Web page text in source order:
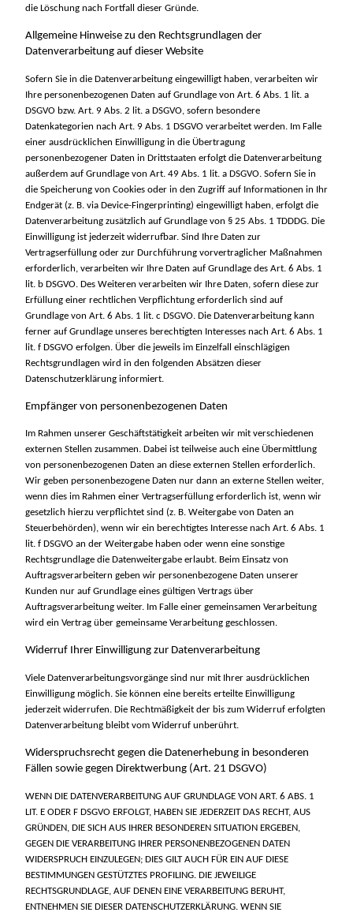
die Löschung nach Fortfall dieser Gründe.
Allgemeine Hinweise zu den Rechtsgrundlagen der
Datenverarbeitung auf dieser Website
Sofern Sie in die Datenverarbeitung eingewilligt haben, verarbeiten wir
Ihre personenbezogenen Daten auf Grundlage von Art. 6 Abs. 1 lit. a
DSGVO bzw. Art. 9 Abs. 2 lit. a DSGVO, sofern besondere
Datenkategorien nach Art. 9 Abs. 1 DSGVO verarbeitet werden. Im Falle
einer ausdrücklichen Einwilligung in die Übertragung
personenbezogener Daten in Drittstaaten erfolgt die Datenverarbeitung
außerdem auf Grundlage von Art. 49 Abs. 1 lit. a DSGVO. Sofern Sie in
die Speicherung von Cookies oder in den Zugriff auf Informationen in Ihr
Endgerät (z. B. via Device-Fingerprinting) eingewilligt haben, erfolgt die
Datenverarbeitung zusätzlich auf Grundlage von § 25 Abs. 1 TDDDG. Die
Einwilligung ist jederzeit widerrufbar. Sind Ihre Daten zur
Vertragserfüllung oder zur Durchführung vorvertraglicher Maßnahmen
erforderlich, verarbeiten wir Ihre Daten auf Grundlage des Art. 6 Abs. 1
lit. b DSGVO. Des Weiteren verarbeiten wir Ihre Daten, sofern diese zur
Erfüllung einer rechtlichen Verpflichtung erforderlich sind auf
Grundlage von Art. 6 Abs. 1 lit. c DSGVO. Die Datenverarbeitung kann
ferner auf Grundlage unseres berechtigten Interesses nach Art. 6 Abs. 1
lit. f DSGVO erfolgen. Über die jeweils im Einzelfall einschlägigen
Rechtsgrundlagen wird in den folgenden Absätzen dieser
Datenschutzerklärung informiert.
Empfänger von personenbezogenen Daten
Im Rahmen unserer Geschäftstätigkeit arbeiten wir mit verschiedenen
externen Stellen zusammen. Dabei ist teilweise auch eine Übermittlung
von personenbezogenen Daten an diese externen Stellen erforderlich.
Wir geben personenbezogene Daten nur dann an externe Stellen weiter,
wenn dies im Rahmen einer Vertragserfüllung erforderlich ist, wenn wir
gesetzlich hierzu verpflichtet sind (z. B. Weitergabe von Daten an
Steuerbehörden), wenn wir ein berechtigtes Interesse nach Art. 6 Abs. 1
lit. f DSGVO an der Weitergabe haben oder wenn eine sonstige
Rechtsgrundlage die Datenweitergabe erlaubt. Beim Einsatz von
Auftragsverarbeitern geben wir personenbezogene Daten unserer
Kunden nur auf Grundlage eines gültigen Vertrags über
Auftragsverarbeitung weiter. Im Falle einer gemeinsamen Verarbeitung
wird ein Vertrag über gemeinsame Verarbeitung geschlossen.
Widerruf Ihrer Einwilligung zur Datenverarbeitung
Viele Datenverarbeitungsvorgänge sind nur mit Ihrer ausdrücklichen
Einwilligung möglich. Sie können eine bereits erteilte Einwilligung
jederzeit widerrufen. Die Rechtmäßigkeit der bis zum Widerruf erfolgten
Datenverarbeitung bleibt vom Widerruf unberührt.
Widerspruchsrecht gegen die Datenerhebung in besonderen
Fällen sowie gegen Direktwerbung (Art. 21 DSGVO)
WENN DIE DATENVERARBEITUNG AUF GRUNDLAGE VON ART. 6 ABS. 1
LIT. E ODER F DSGVO ERFOLGT, HABEN SIE JEDERZEIT DAS RECHT, AUS
GRÜNDEN, DIE SICH AUS IHRER BESONDEREN SITUATION ERGEBEN,
GEGEN DIE VERARBEITUNG IHRER PERSONENBEZOGENEN DATEN
WIDERSPRUCH EINZULEGEN; DIES GILT AUCH FÜR EIN AUF DIESE
BESTIMMUNGEN GESTÜTZTES PROFILING. DIE JEWEILIGE
RECHTSGRUNDLAGE, AUF DENEN EINE VERARBEITUNG BERUHT,
ENTNEHMEN SIE DIESER DATENSCHUTZERKLÄRUNG. WENN SIE